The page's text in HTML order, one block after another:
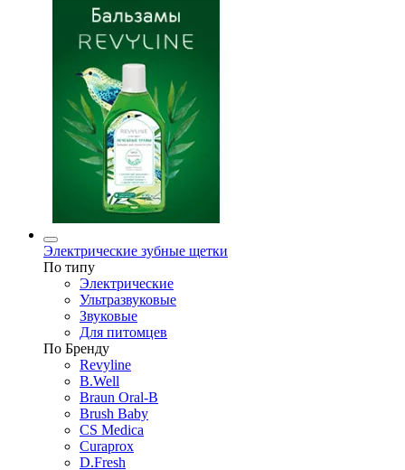
Электрические зубные щетки
По типу
Электрические
Ультразвуковые
Звуковые
Для питомцев
По Бренду
Revyline
B.Well
Braun Oral-B
Brush Baby
CS Medica
Curaprox
D.Fresh